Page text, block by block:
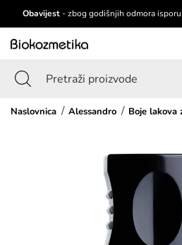
Obavijest - zbog godišnjih odmora
Naslovnica Alessandro Boje lakova